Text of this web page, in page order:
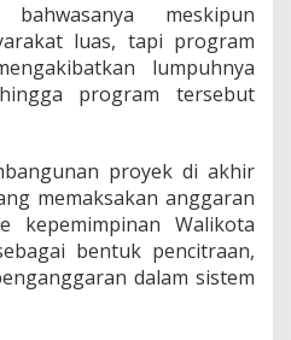
a
B
e
k
a
e
f
s
i
meskipun
luas, tapi program
lumpuhnya
program tersebut
proyek di akhir
memaksakan anggaran
kepemimpinan Walikota
bentuk pencitraan,
dalam sistem